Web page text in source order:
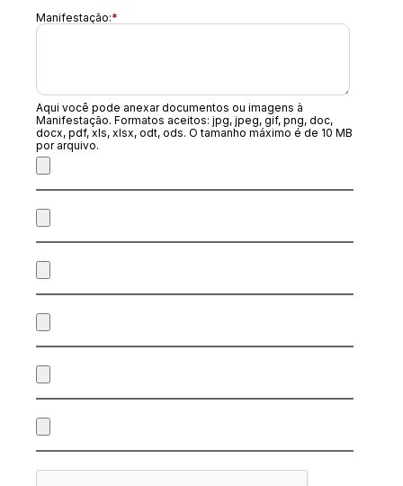
Manifestação:*
Aqui você pode anexar documentos ou imagens à
Manifestação. Formatos aceitos: jpg, jpeg, gif, png, doc,
docx, pdf, xls, xlsx, odt, ods. O tamanho máximo é de 10 MB
por arquivo.